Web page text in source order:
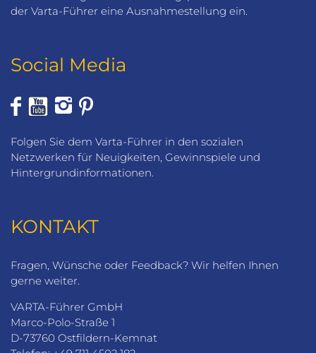
der Varta-Führer eine Ausnahmestellung ein.
Social Media
Folgen Sie dem Varta-Führer in den sozialen
Netzwerken für Neuigkeiten, Gewinnspiele und
Hintergrundinformationen.
KONTAKT
Fragen, Wünsche oder Feedback? Wir helfen Ihnen
gerne weiter.
VARTA-Führer GmbH
Marco-Polo-Straße 1
D-73760 Ostfildern-Kemnat